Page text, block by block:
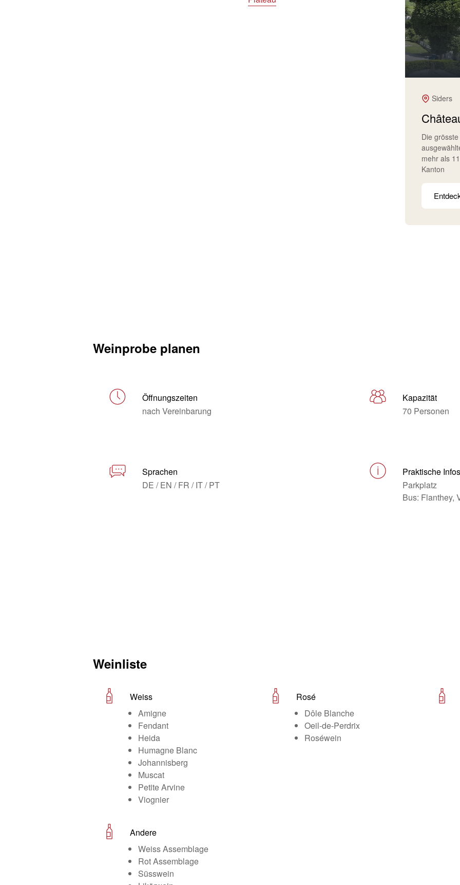
Siders
Die
mehr als
Kanton
Weinprobe planen
Öffnungszeiten
nach Vereinbarung
Kapazität
70 Personen
Sprachen
DE / EN / FR / IT / PT
Praktische Infos
Parkplatz
Bus: Flanthey,
Weinliste
Weiss
Amigne
Fendant
Heida
Humagne Blanc
Johannisberg
Muscat
Petite Arvine
Viognier
Rosé
Dôle Blanche
Oeil-de-Perdrix
Roséwein
Andere
Weiss Assemblage
Rot Assemblage
Süsswein